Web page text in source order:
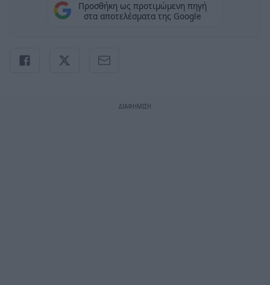
Προσθήκη ως προτιμώμενη πηγή
στα αποτελέσματα της Google